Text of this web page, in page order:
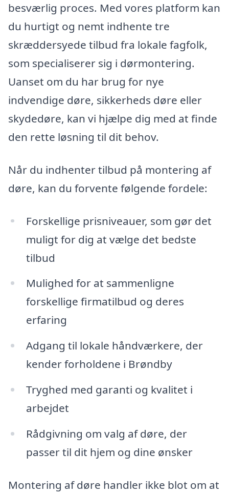
besværlig proces. Med vores platform kan
du hurtigt og nemt indhente tre
skræddersyede tilbud fra lokale fagfolk,
som specialiserer sig i dørmontering.
Uanset om du har brug for nye
indvendige døre, sikkerheds døre eller
skydedøre, kan vi hjælpe dig med at finde
den rette løsning til dit behov.
Når du indhenter tilbud på montering af
døre, kan du forvente følgende fordele:
Forskellige prisniveauer, som gør det
muligt for dig at vælge det bedste
tilbud
Mulighed for at sammenligne
forskellige firmatilbud og deres
erfaring
Adgang til lokale håndværkere, der
kender forholdene i Brøndby
Tryghed med garanti og kvalitet i
arbejdet
Rådgivning om valg af døre, der
passer til dit hjem og dine ønsker
Montering af døre handler ikke blot om at